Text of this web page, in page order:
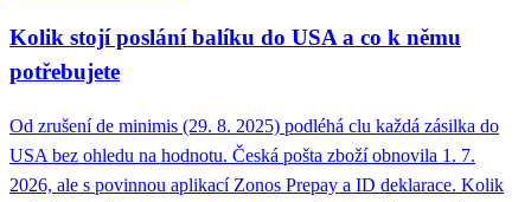
Kolik stojí poslání balíku do USA a co k němu
potřebujete
Od zrušení de minimis (29. 8. 2025) podléhá clu každá zásilka do
USA bez ohledu na hodnotu. Česká pošta zboží obnovila 1. 7.
2026, ale s povinnou aplikací Zonos Prepay a ID deklarace. Kolik